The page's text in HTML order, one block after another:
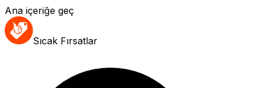
Ana içeriğe geç
Sıcak Fırsatlar